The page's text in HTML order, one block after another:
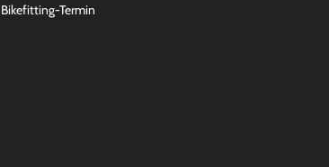
Bikefitting-Termin